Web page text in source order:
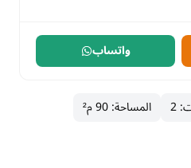
واتساب
:
2 المساحة:90 م²